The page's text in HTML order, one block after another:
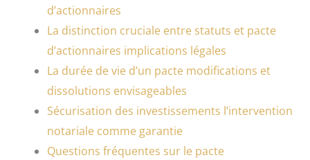
d’actionnaires
La distinction cruciale entre statuts et pacte
d’actionnaires implications légales
La durée de vie d’un pacte modifications et
dissolutions envisageables
Sécurisation des investissements l’intervention
notariale comme garantie
Questions fréquentes sur le pacte